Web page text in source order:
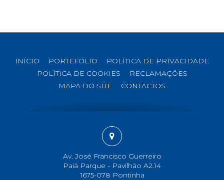
INÍCIO PORTEFÓLIO
POLÍTICA DE PRIVACIDADE
POLÍTICA DE COOKIES
RECLAMAÇÕES
MAPA DO SITE
CONTACTOS
Av. José Francisco Guerreiro
Paiã Parque - Pavilhão A2.14
1675-078 Pontinha